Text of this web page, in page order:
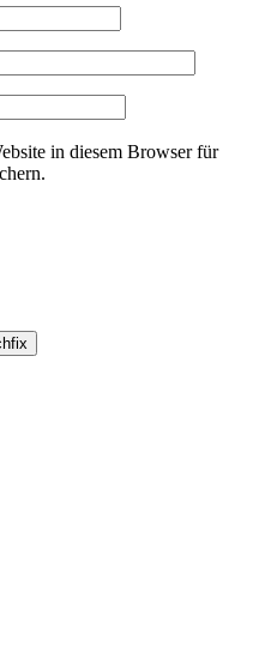
in diesem Browser für